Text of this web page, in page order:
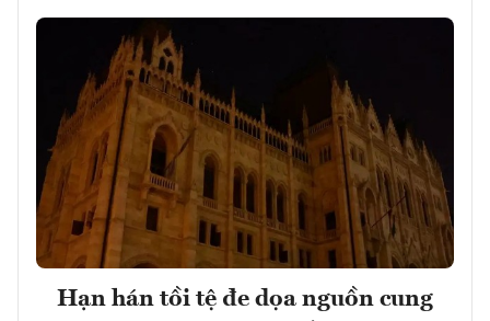
Hạn hán tồi tệ đe dọa nguồn cung